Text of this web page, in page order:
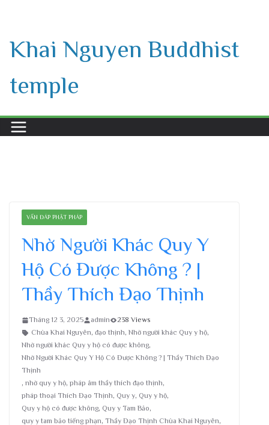
content
Khai Nguyen Buddhist
temple
VẤN ĐÁP PHẬT PHÁP
Nhờ Người Khác Quy Y
Hộ Có Được Không ? |
Thầy Thích Đạo Thịnh
Tháng 12 3, 2025 admin
238 Views
Chùa Khai Nguyên, đạo thịnh, Nhờ người khác Quy y hộ,
Nhờ người khác Quy y hộ có được không,
Nhờ Người Khác Quy Y Hộ Có Được Không ? | Thầy Thích Đạo
Thịnh
, nhờ quy y hộ, pháp âm thầy thích đạo thịnh,
pháp thoại Thích Đạo Thịnh, Quy y, Quy y hộ,
Quy y hộ có được không, Quy y Tam Bảo,
quy y tam bảo tiếng phạn, Thầy Đạo Thịnh Chùa Khai Nguyên,